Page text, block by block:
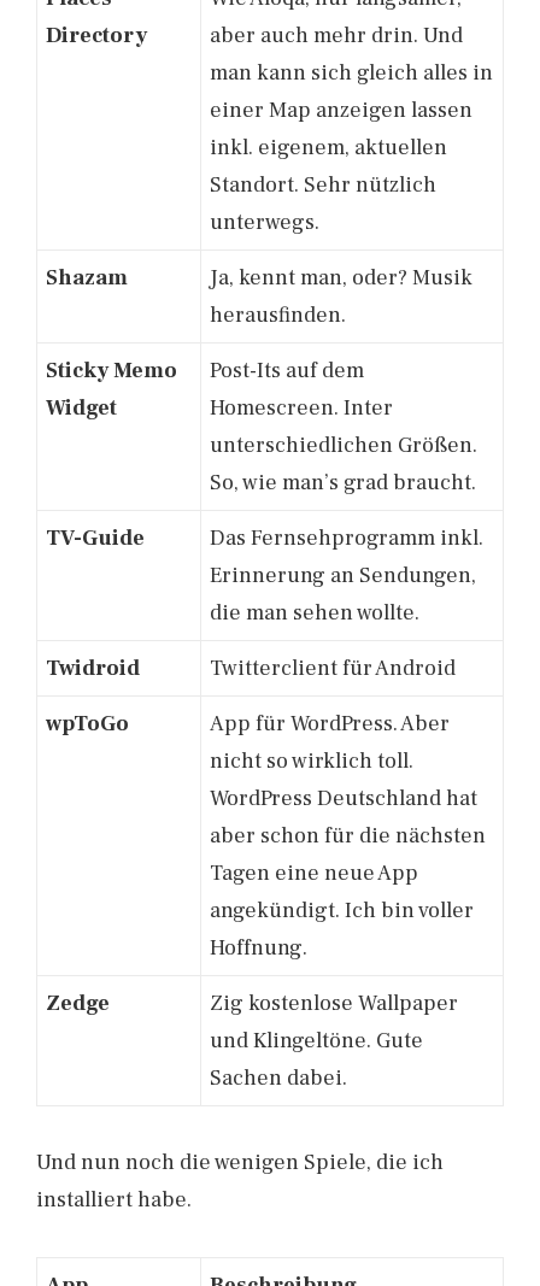
Directory
aber auch mehr drin. Und
man kann sich gleich alles in
einer Map anzeigen lassen
inkl. eigenem, aktuellen
Standort. Sehr nützlich
unterwegs.
Shazam
Ja, kennt man, oder? Musik
herausfinden.
Sticky Memo
Widget
Post-Its auf dem
Homescreen. Inter
unterschiedlichen Größen.
So, wie man’s grad braucht.
TV-Guide
Das Fernsehprogramm inkl.
Erinnerung an Sendungen,
die man sehen wollte.
Twidroid
Twitterclient für Android
wpToGo
App für WordPress. Aber
nicht so wirklich toll.
WordPress Deutschland hat
aber schon für die nächsten
Tagen eine neue App
angekündigt. Ich bin voller
Hoffnung.
Zedge
Zig kostenlose Wallpaper
und Klingeltöne. Gute
Sachen dabei.
Und nun noch die wenigen Spiele, die ich
installiert habe.